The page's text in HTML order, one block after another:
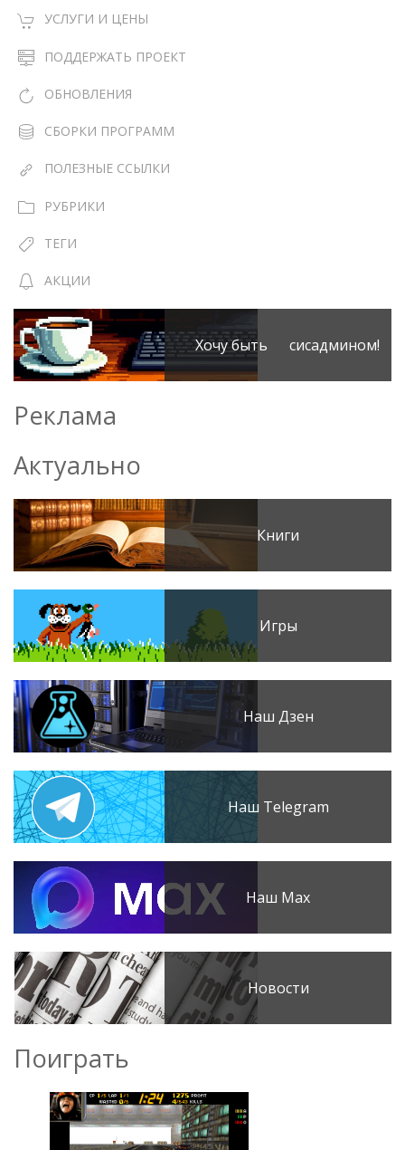
УСЛУГИ И ЦЕНЫ
ПОДДЕРЖАТЬ ПРОЕКТ
ОБНОВЛЕНИЯ
СБОРКИ ПРОГРАММ
ПОЛЕЗНЫЕ ССЫЛКИ
РУБРИКИ
ТЕГИ
АКЦИИ
Хочу быть сисадмином!
Реклама
Актуально
Книги
Игры
Наш Дзен
Наш Telegram
Наш Max
Новости
Поиграть